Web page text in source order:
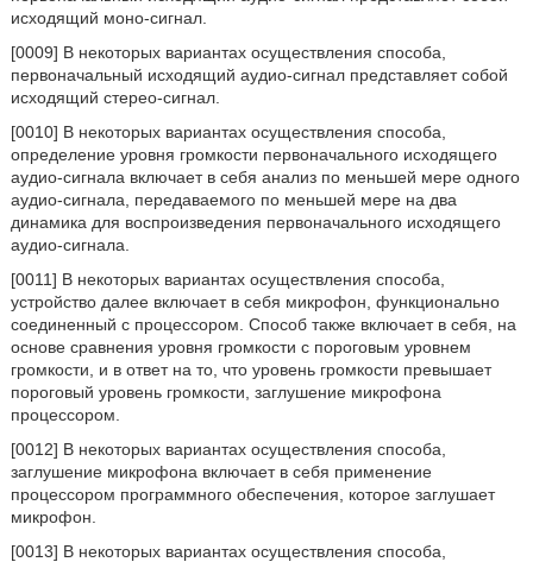
исходящий моно-сигнал.
[0009] В некоторых вариантах осуществления способа,
первоначальный исходящий аудио-сигнал представляет собой
исходящий стерео-сигнал.
[0010] В некоторых вариантах осуществления способа,
определение уровня громкости первоначального исходящего
аудио-сигнала включает в себя анализ по меньшей мере одного
аудио-сигнала, передаваемого по меньшей мере на два
динамика для воспроизведения первоначального исходящего
аудио-сигнала.
[0011] В некоторых вариантах осуществления способа,
устройство далее включает в себя микрофон, функционально
соединенный с процессором. Способ также включает в себя, на
основе сравнения уровня громкости с пороговым уровнем
громкости, и в ответ на то, что уровень громкости превышает
пороговый уровень громкости, заглушение микрофона
процессором.
[0012] В некоторых вариантах осуществления способа,
заглушение микрофона включает в себя применение
процессором программного обеспечения, которое заглушает
микрофон.
[0013] В некоторых вариантах осуществления способа,